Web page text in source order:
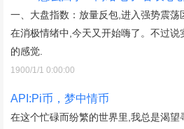
一、大盘指数：放量反包,进入强势震荡
在消极情绪中,今天又开始嗨了。不过说
的感觉.
1900/1/1 0:00:00
API:Pi币，梦中情币
在这个忙碌而纷繁的世界里,我总是渴